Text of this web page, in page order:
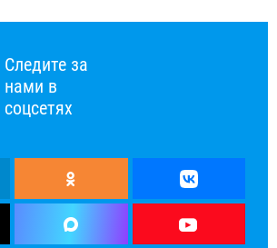
Следите за
нами в
соцсетях